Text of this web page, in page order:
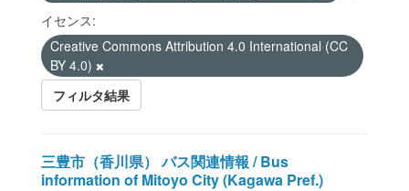
イセンス:
Creative Commons Attribution 4.0 International (CC
BY 4.0)
フィルタ結果
三豊市（香川県） バス関連情報 / Bus
information of Mitoyo City (Kagawa Pref.)